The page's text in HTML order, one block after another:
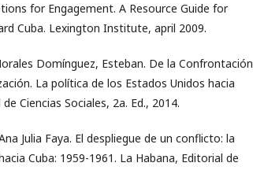
for Engagement. A Resource Guide for
Cuba. Lexington Institute, april 2009.
Domínguez, Esteban. De la Confrontación
La política de los Estados Unidos hacia
Ciencias Sociales, 2a. Ed., 2014.
Julia Faya. El despliegue de un conflicto: la
Cuba: 1959-1961. La Habana, Editorial de